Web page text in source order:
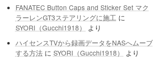
FANATEC Button Caps and Sticker Set マク
ラーレンGT3ステアリングに施工 に
SYORI（Gucchi1918）
より
ハイセンスTVから録画データをNASへムーブ
する方法に SYORI（Gucchi1918） より